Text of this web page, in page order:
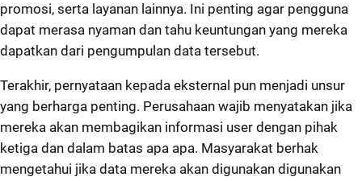
promosi, serta layanan lainnya. Ini penting agar pengguna
dapat merasa nyaman dan tahu keuntungan yang mereka
dapatkan dari pengumpulan data tersebut.
Terakhir, pernyataan kepada eksternal pun menjadi unsur
yang berharga penting. Perusahaan wajib menyatakan jika
mereka akan membagikan informasi user dengan pihak
ketiga dan dalam batas apa apa. Masyarakat berhak
mengetahui jika data mereka akan digunakan digunakan